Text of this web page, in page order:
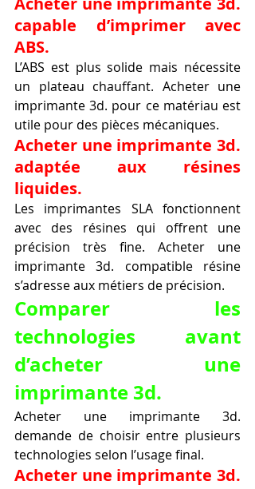
capable d’imprimer avec
ABS.
L’ABS est plus solide mais nécessite
un plateau chauffant. Acheter une
imprimante 3d. pour ce matériau est
utile pour des pièces mécaniques.
Acheter une imprimante 3d.
adaptée aux résines
liquides.
Les imprimantes SLA fonctionnent
avec des résines qui offrent une
précision très fine. Acheter une
imprimante 3d. compatible résine
s’adresse aux métiers de précision.
Comparer les
technologies avant
d’acheter une
imprimante 3d.
Acheter une imprimante 3d.
demande de choisir entre plusieurs
technologies selon l’usage final.
Acheter une imprimante 3d.